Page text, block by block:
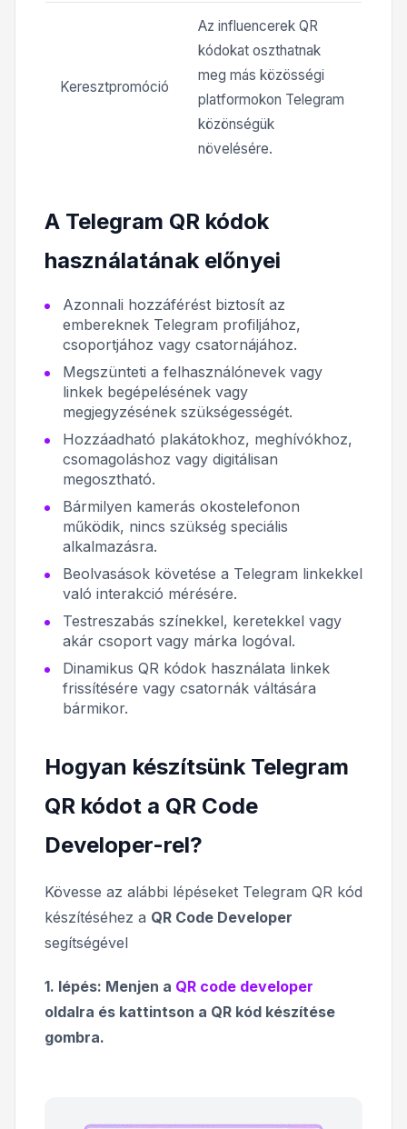
Keresztpromóció
Az influencerek QR
kódokat oszthatnak
meg más közösségi
platformokon Telegram
közönségük
növelésére.
A Telegram QR kódok
használatának előnyei
Azonnali hozzáférést biztosít az
embereknek Telegram profiljához,
csoportjához vagy csatornájához.
Megszünteti a felhasználónevek vagy
linkek begépelésének vagy
megjegyzésének szükségességét.
Hozzáadható plakátokhoz, meghívókhoz,
csomagoláshoz vagy digitálisan
megosztható.
Bármilyen kamerás okostelefonon
működik, nincs szükség speciális
alkalmazásra.
Beolvasások követése a Telegram linkekkel
való interakció mérésére.
Testreszabás színekkel, keretekkel vagy
akár csoport vagy márka logóval.
Dinamikus QR kódok használata linkek
frissítésére vagy csatornák váltására
bármikor.
Hogyan készítsünk Telegram
QR kódot a QR Code
Developer-rel?
Kövesse az alábbi lépéseket Telegram QR kód
készítéséhez a QR Code Developer
segítségével
1. lépés: Menjen a QR code developer
oldalra és kattintson a QR kód készítése
gombra.